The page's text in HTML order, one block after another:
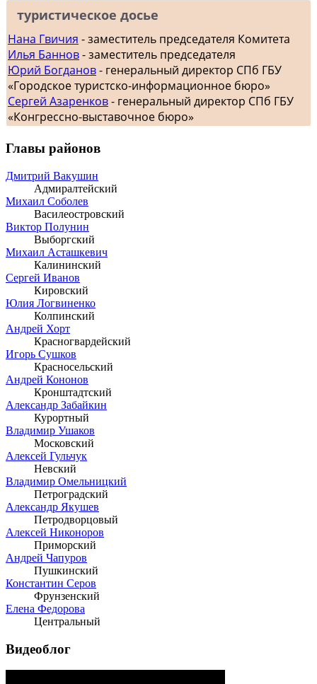
туристическое досье
Нана Гвичия - заместитель председателя Комитета
Илья Баннов- заместитель председателя
Юрий Богданов- генеральный директор СПб ГБУ
«Городское туристско-информационное бюро»
Сергей Азаренков- генеральный директор СПб ГБУ
«Конгрессно-выставочное бюро»
Главы районов
Дмитрий Вакушин
Адмиралтейский
Михаил Соболев
Василеостровский
Виктор Полунин
Выборгский
Михаил Асташкевич
Калининский
Сергей Иванов
Кировский
Юлия Логвиненко
Колпинский
Андрей Хорт
Красногвардейский
Игорь Сушков
Красносельский
Андрей Кононов
Кронштадтский
Александр Забайкин
Курортный
Владимир Ушаков
Московский
Алексей Гульчук
Невский
Владимир Омельницкий
Петроградский
Александр Якушев
Петродворцовый
Алексей Никоноров
Приморский
Андрей Чапуров
Пушкинский
Константин Серов
Фрунзенский
Елена Федорова
Центральный
Видеоблог